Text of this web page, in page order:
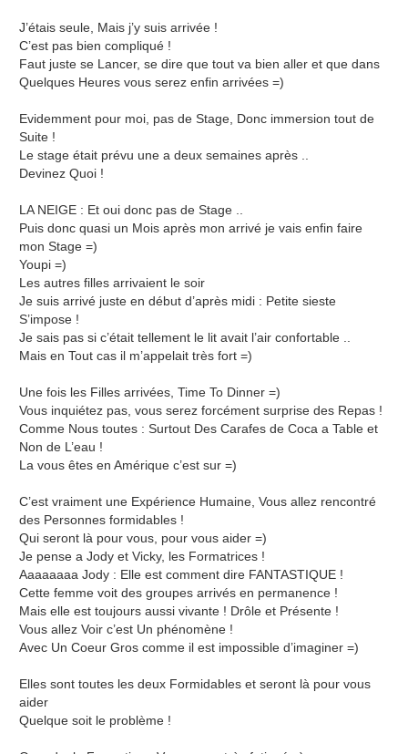
J’étais seule, Mais j’y suis arrivée !
C’est pas bien compliqué !
Faut juste se Lancer, se dire que tout va bien aller et que dans
Quelques Heures vous serez enfin arrivées =)
Evidemment pour moi, pas de Stage, Donc immersion tout de
Suite !
Le stage était prévu une a deux semaines après ..
Devinez Quoi !
LA NEIGE : Et oui donc pas de Stage ..
Puis donc quasi un Mois après mon arrivé je vais enfin faire
mon Stage =)
Youpi =)
Les autres filles arrivaient le soir
Je suis arrivé juste en début d’après midi : Petite sieste
S’impose !
Je sais pas si c’était tellement le lit avait l’air confortable ..
Mais en Tout cas il m’appelait très fort =)
Une fois les Filles arrivées, Time To Dinner =)
Vous inquiétez pas, vous serez forcément surprise des Repas !
Comme Nous toutes : Surtout Des Carafes de Coca a Table et
Non de L’eau !
La vous êtes en Amérique c’est sur =)
C’est vraiment une Expérience Humaine, Vous allez rencontré
des Personnes formidables !
Qui seront là pour vous, pour vous aider =)
Je pense a Jody et Vicky, les Formatrices !
Aaaaaaaa Jody : Elle est comment dire FANTASTIQUE !
Cette femme voit des groupes arrivés en permanence !
Mais elle est toujours aussi vivante ! Drôle et Présente !
Vous allez Voir c’est Un phénomène !
Avec Un Coeur Gros comme il est impossible d’imaginer =)
Elles sont toutes les deux Formidables et seront là pour vous
aider
Quelque soit le problème !